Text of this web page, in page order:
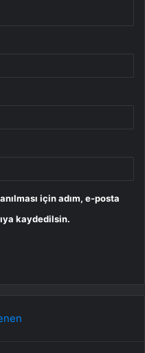
için adım, e-posta
kaydedilsin.